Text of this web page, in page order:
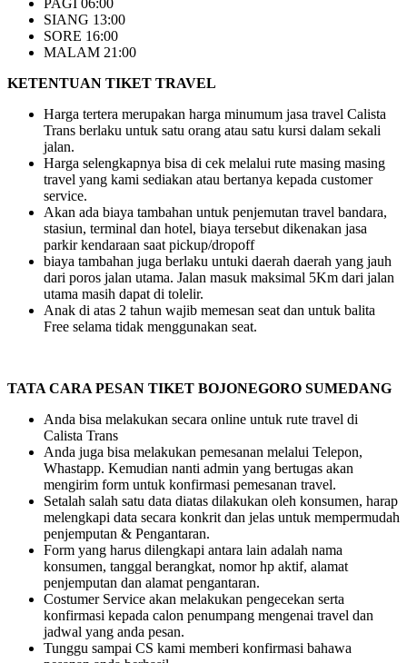
PAGI 06:00
SIANG 13:00
SORE 16:00
MALAM 21:00
KETENTUAN TIKET TRAVEL
Harga tertera merupakan harga minumum jasa travel Calista
Trans berlaku untuk satu orang atau satu kursi dalam sekali
jalan.
Harga selengkapnya bisa di cek melalui rute masing masing
travel yang kami sediakan atau bertanya kepada customer
service.
Akan ada biaya tambahan untuk penjemutan travel bandara,
stasiun, terminal dan hotel, biaya tersebut dikenakan jasa
parkir kendaraan saat pickup/dropoff
biaya tambahan juga berlaku untuki daerah daerah yang jauh
dari poros jalan utama. Jalan masuk maksimal 5Km dari jalan
utama masih dapat di tolelir.
Anak di atas 2 tahun wajib memesan seat dan untuk balita
Free selama tidak menggunakan seat.
TATA CARA PESAN TIKET BOJONEGORO SUMEDANG
Anda bisa melakukan secara online untuk rute travel di
Calista Trans
Anda juga bisa melakukan pemesanan melalui Telepon,
Whastapp. Kemudian nanti admin yang bertugas akan
mengirim form untuk konfirmasi pemesanan travel.
Setalah salah satu data diatas dilakukan oleh konsumen, harap
melengkapi data secara konkrit dan jelas untuk mempermudah
penjemputan & Pengantaran.
Form yang harus dilengkapi antara lain adalah nama
konsumen, tanggal berangkat, nomor hp aktif, alamat
penjemputan dan alamat pengantaran.
Costumer Service akan melakukan pengecekan serta
konfirmasi kepada calon penumpang mengenai travel dan
jadwal yang anda pesan.
Tunggu sampai CS kami memberi konfirmasi bahawa